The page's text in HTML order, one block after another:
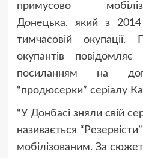
примусово
Донецька, який з
тимчасовій
окупантів повідомляє
посиланням на
“продюсерки” серіалу
“У Донбасі зняли свій
називається
мобілізованим. За